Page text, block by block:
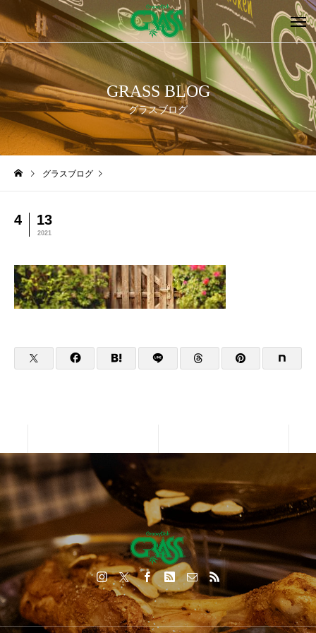
GRASS BLOG
グラスブログ
グラスブログ
4 13
2021